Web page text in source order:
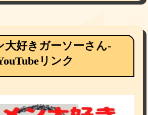
大好きガーソーさん-
リンク